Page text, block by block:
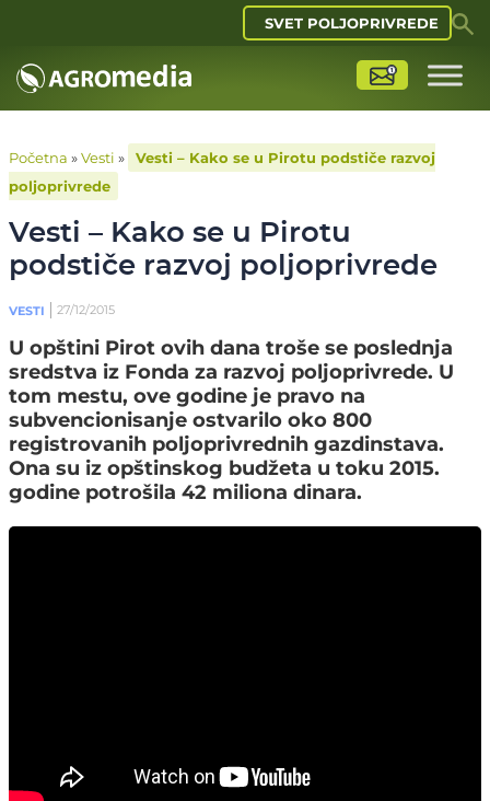
SVET POLJOPRIVREDE
Početna »Vesti »
Vesti – Kako se u Pirotu podstiče razvoj
poljoprivrede
Vesti – Kako se u Pirotu
podstiče razvoj poljoprivrede
VESTI 27/12/2015
U opštini Pirot ovih dana troše se poslednja
sredstva iz Fonda za razvoj poljoprivrede. U
tom mestu, ove godine je pravo na
subvencionisanje ostvarilo oko 800
registrovanih poljoprivrednih gazdinstava.
Ona su iz opštinskog budžeta u toku 2015.
godine potrošila 42 miliona dinara.